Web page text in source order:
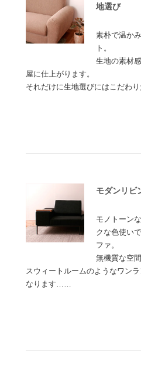
地選び
素朴で温か
ト。
生地の素材
屋に仕上がります。
それだけに生地選びにはこだわ
モダンリビ
モノトーン
クな色使い
ファ。
無機質な空
スウィートルームのようなワン
なります……